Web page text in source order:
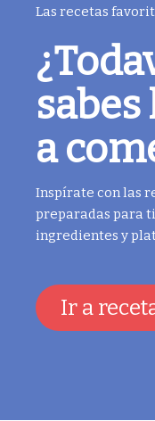
Las recetas
sabes
a
Inspírate con las
preparadas para
ingredientes y
Ir a